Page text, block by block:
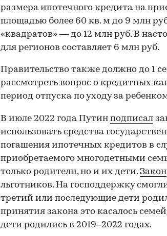
размера ипотечного кредита на
площадью более 60 кв. м до 9 млн
«квадратов» — до 12 млн руб. В
для регионов составляет 6 млн руб.
Правительство также должно до 1
рассмотреть вопрос о кредитных
период отпуска по уходу за
В июле 2022 года Путин подписал
использовать средства
погашения ипотечных кредитов в
приобретаемого многодетными
только родители, но и их дети. Закон
льготников. На господдержку
третий или последующие дети
принятия закона это касалось
дети родились в 2019–2022 годах.